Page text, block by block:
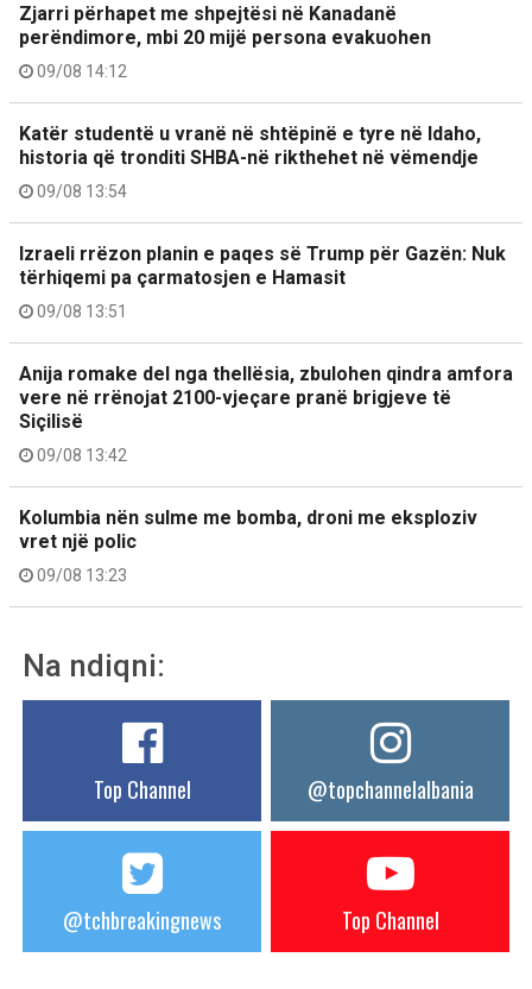
Zjarri përhapet me shpejtësi në Kanadanë
perëndimore, mbi 20 mijë persona evakuohen
09/08 14:12
Katër studentë u vranë në shtëpinë e tyre në Idaho,
historia që tronditi SHBA-në rikthehet në vëmendje
09/08 13:54
Izraeli rrëzon planin e paqes së Trump për Gazën: Nuk
tërhiqemi pa çarmatosjen e Hamasit
09/08 13:51
Anija romake del nga thellësia, zbulohen qindra amfora
vere në rrënojat 2100-vjeçare pranë brigjeve të
Siçilisë
09/08 13:42
Kolumbia nën sulme me bomba, droni me eksploziv
vret një polic
09/08 13:23
Na ndiqni:
Top Channel @topchannelalbania
@tchbreakingnews Top Channel